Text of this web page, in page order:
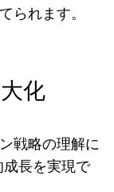
られます。
化
戦略の理解に
長を実現で